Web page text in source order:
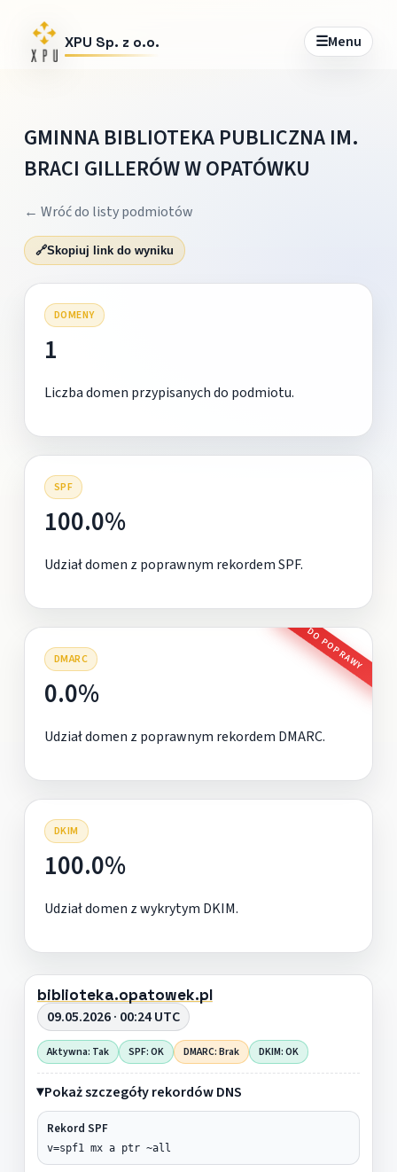
XPU Sp. z o.o. ☰Menu
GMINNA BIBLIOTEKA PUBLICZNA IM.
BRACI GILLERÓW W OPATÓWKU
← Wróć do listy podmiotów
🔗Skopiuj link do wyniku
DOMENY
1
Liczba domen przypisanych do podmiotu.
SPF
100.0%
Udział domen z poprawnym rekordem SPF.
DMARC DO POPRAWY
0.0%
Udział domen z poprawnym rekordem DMARC.
DKIM
100.0%
Udział domen z wykrytym DKIM.
biblioteka.opatowek.pl
09.05.2026 · 00:24 UTC
Aktywna: Tak SPF: OK DMARC: Brak DKIM: OK
Pokaż szczegóły rekordów DNS
Rekord SPF
v=spf1 mx a ptr ~all